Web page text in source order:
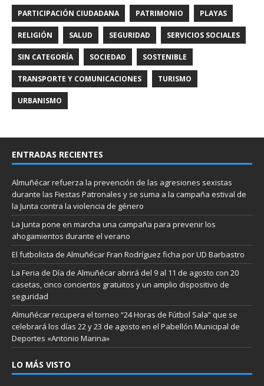
PARTICIPACIÓN CIUDADANA PATRIMONIO PLAYAS
RELIGIÓN SALUD SEGURIDAD SERVICIOS SOCIALES
SIN CATEGORÍA SOCIEDAD SOSTENIBLE
TRANSPORTE Y COMUNICACIONES TURISMO
URBANISMO
ENTRADAS RECIENTES
Almuñécar refuerza la prevención de las agresiones sexistas
durante las Fiestas Patronales y se suma a la campaña estival de
la Junta contra la violencia de género
La Junta pone en marcha una campaña para prevenir los
ahogamientos durante el verano
El futbolista de Almuñécar Fran Rodríguez ficha por UD Barbastro
La Feria de Día de Almuñécar abrirá del 9 al 11 de agosto con 20
casetas, cinco conciertos gratuitos y un amplio dispositivo de
seguridad
Almuñécar recupera el torneo “24 Horas de Fútbol Sala” que se
celebrará los días 22 y 23 de agosto en el Pabellón Municipal de
Deportes «Antonio Marina»
LO MÁS VISTO